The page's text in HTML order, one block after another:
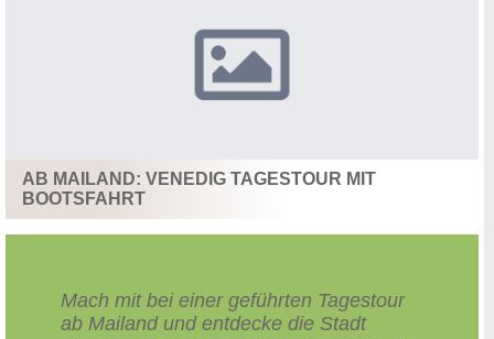
AB MAILAND: VENEDIG TAGESTOUR MIT
BOOTSFAHRT
Mach mit bei einer geführten Tagestour
ab Mailand und entdecke die Stadt